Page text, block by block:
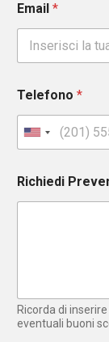
Email *
Telefono *
U
n
t
e
e
s
Richiedi
Ricorda di
eventuali buoni